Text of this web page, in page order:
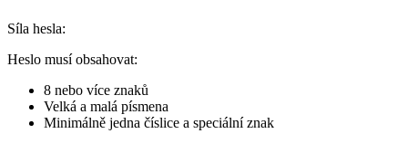
Síla hesla:
Heslo musí obsahovat:
8 nebo více znaků
Velká a malá písmena
Minimálně jedna číslice a speciální znak